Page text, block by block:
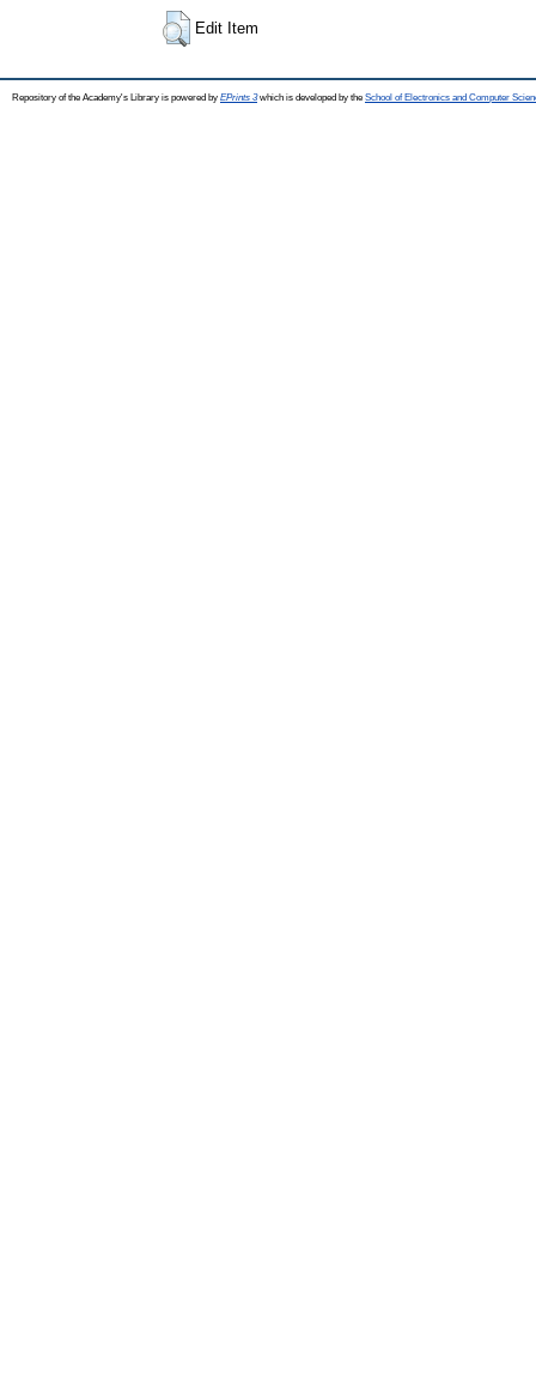
Edit Item
Repository of the Academy's Library is powered by EPrints 3which is developed by the School of Electronics and Computer